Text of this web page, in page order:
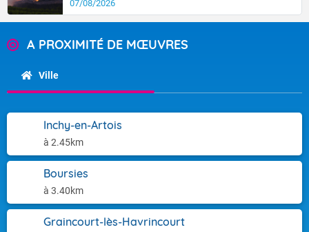
07/08/2026
A PROXIMITÉ DE MŒUVRES
Ville
Inchy-en-Artois
à 2.45km
Boursies
à 3.40km
Graincourt-lès-Havrincourt